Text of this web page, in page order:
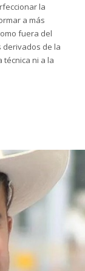
la
a más
fuera del
derivados de la
técnica ni a la